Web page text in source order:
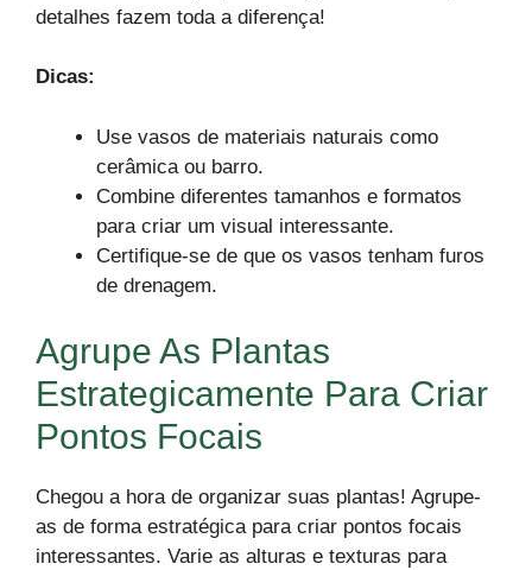
detalhes fazem toda a diferença!
Dicas:
Use vasos de materiais naturais como
cerâmica ou barro.
Combine diferentes tamanhos e formatos
para criar um visual interessante.
Certifique-se de que os vasos tenham furos
de drenagem.
Agrupe As Plantas
Estrategicamente Para Criar
Pontos Focais
Chegou a hora de organizar suas plantas! Agrupe-
as de forma estratégica para criar pontos focais
interessantes. Varie as alturas e texturas para